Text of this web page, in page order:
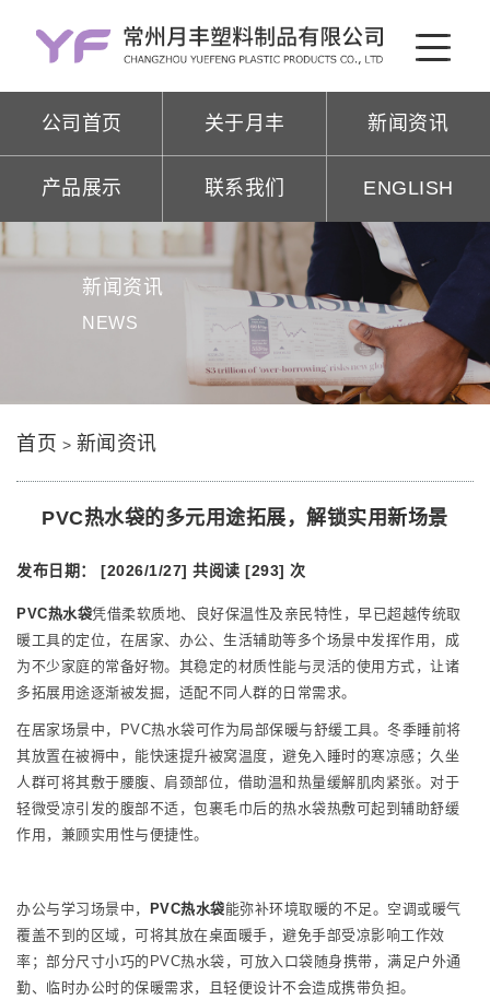
公司首页 关于月丰 新闻资讯
产品展示 联系我们 ENGLISH
新闻资讯
NEWS
首页 > 新闻资讯
PVC热水袋的多元用途拓展，解锁实用新场景
发布日期： [2026/1/27] 共阅读 [293] 次
PVC热水袋凭借柔软质地、良好保温性及亲民特性，早已超越传统取
暖工具的定位，在居家、办公、生活辅助等多个场景中发挥作用，成
为不少家庭的常备好物。其稳定的材质性能与灵活的使用方式，让诸
多拓展用途逐渐被发掘，适配不同人群的日常需求。
在居家场景中，PVC热水袋可作为局部保暖与舒缓工具。冬季睡前将
其放置在被褥中，能快速提升被窝温度，避免入睡时的寒凉感；久坐
人群可将其敷于腰腹、肩颈部位，借助温和热量缓解肌肉紧张。对于
轻微受凉引发的腹部不适，包裹毛巾后的热水袋热敷可起到辅助舒缓
作用，兼顾实用性与便捷性。
办公与学习场景中， PVC热水袋能弥补环境取暖的不足。空调或暖气
覆盖不到的区域，可将其放在桌面暖手，避免手部受凉影响工作效
率；部分尺寸小巧的PVC热水袋，可放入口袋随身携带，满足户外通
勤、临时办公时的保暖需求，且轻便设计不会造成携带负担。